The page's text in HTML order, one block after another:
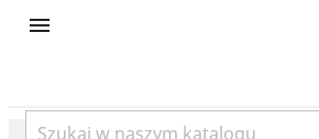
product
